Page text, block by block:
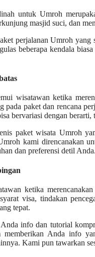
untuk Umroh
masjid suci, dan
perjalanan Umroh
beberapa kendala
wisatawan ketika
paket dan rencana
bervariasi dengan
paket wisata Umroh
kami direncanakan
dan preferensi detil Anda.
ketika
visa, tindakan
tepat.
info dan tutorial
memberikan Anda info
Kami pun tawarkan